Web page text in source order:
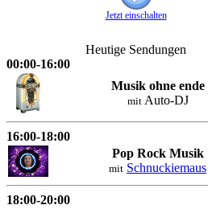
Jetzt einschalten
Heutige Sendungen
00:00-16:00
Musik ohne ende
mitAuto-DJ
16:00-18:00
Pop Rock Musik
mit Schnuckiemaus
18:00-20:00